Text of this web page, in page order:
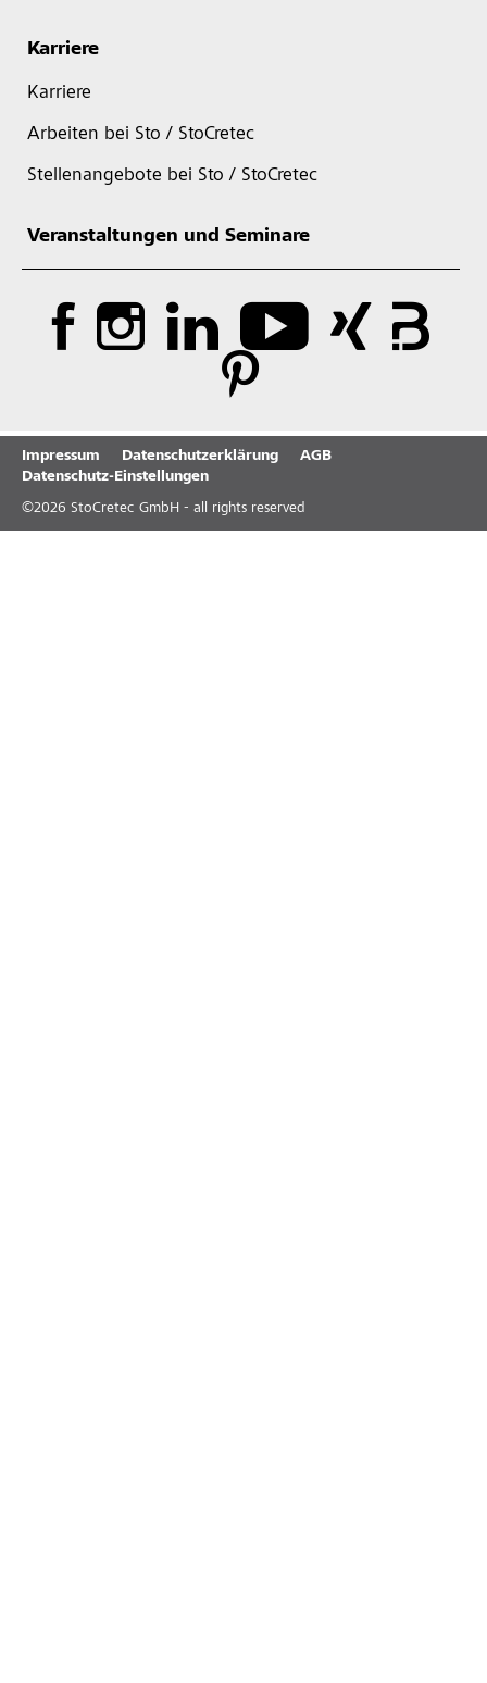
Karriere
Karriere
Arbeiten bei Sto / StoCretec
Stellenangebote bei Sto / StoCretec
Veranstaltungen und Seminare
Impressum Datenschutzerklärung
AGB
Datenschutz-Einstellungen
©2026 StoCretec GmbH - all rights reserved